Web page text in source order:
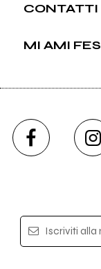
CONTATTI
MI AMI
Iscriviti alla